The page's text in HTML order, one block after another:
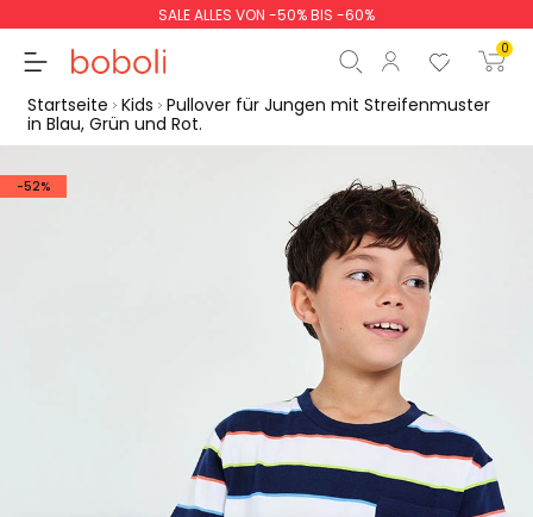
SALE ALLES VON -50% BIS -60%
0
Start der Bestellung
Startseite Kids Pullover für Jungen mit Streifenmuster
in Blau, Grün und Rot.
-52%